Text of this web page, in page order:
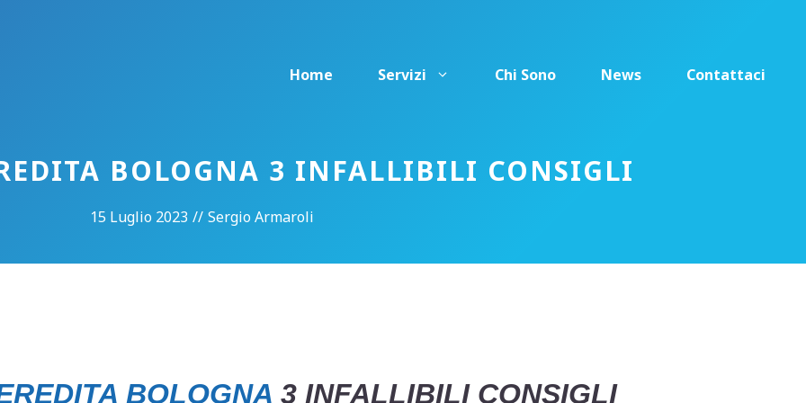
Home
Servizi Chi Sono News Contattaci
BOLOGNA 3 INFALLIBILI CONSIGLI
15 Luglio 2023 // Sergio Armaroli
BOLOGNA 3 INFALLIBILI CONSIGLI